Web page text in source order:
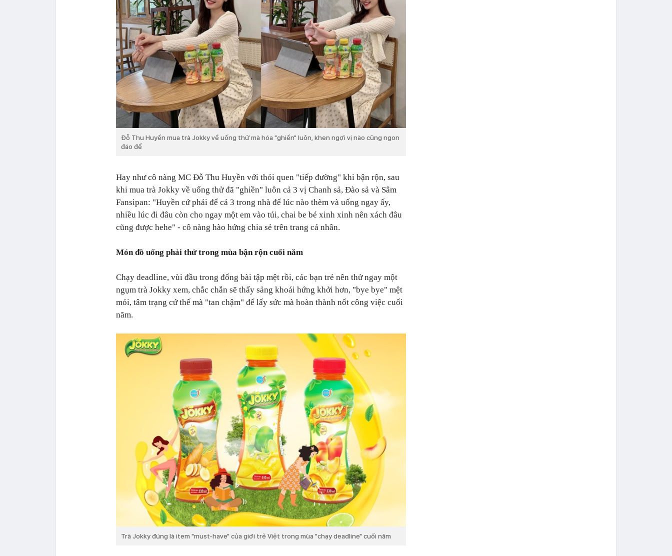
Đỗ Thu Huyền mua trà Jokky về uống thử mà hóa "ghiền" luôn, khen ngợi vị nào cũng ngon
đáo để
Hay như cô nàng MC Đỗ Thu Huyền với thói quen "tiếp đường" khi bận rộn, sau
khi mua trà Jokky về uống thử đã "ghiền" luôn cả 3 vị Chanh sả, Đào sả và Sâm
Fansipan: "Huyền cứ phải để cả 3 trong nhà để lúc nào thèm và uống ngay ấy,
nhiều lúc đi đâu còn cho ngay một em vào túi, chai be bé xinh xinh nên xách đâu
cũng được hehe" - cô nàng hào hứng chia sẻ trên trang cá nhân.
Món đồ uống phải thử trong mùa bận rộn cuối năm
Chạy deadline, vùi đầu trong đống bài tập mệt rồi, các bạn trẻ nên thử ngay một
ngụm trà Jokky xem, chắc chắn sẽ thấy sảng khoái hứng khởi hơn, "bye bye" mệt
mỏi, tâm trạng cứ thế mà "tan chậm" để lấy sức mà hoàn thành nốt công việc cuối
năm.
Trà Jokky đúng là item "must-have" của giới trẻ Việt trong mùa "chạy deadline" cuối năm